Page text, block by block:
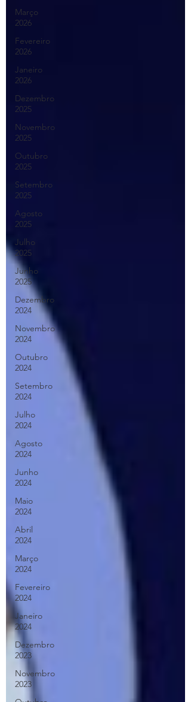
Março
2026
Fevereiro
2026
Janeiro
2026
Dezembro
2025
Novembro
2025
Outubro
2025
Setembro
2025
Agosto
2025
Julho
2025
Junho
2025
Dezembro
2024
Novembro
2024
Outubro
2024
Setembro
2024
Julho
2024
Agosto
2024
Junho
2024
Maio
2024
Abril
2024
Março
2024
Fevereiro
2024
Janeiro
2024
Dezembro
2023
Novembro
2023